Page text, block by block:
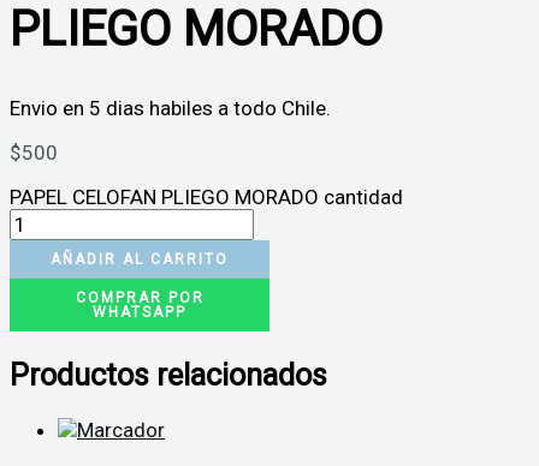
PLIEGO MORADO
Envio en 5 dias habiles a todo Chile.
$500
PAPEL CELOFAN PLIEGO MORADO cantidad
AÑADIR AL CARRITO
COMPRAR POR
WHATSAPP
Productos relacionados